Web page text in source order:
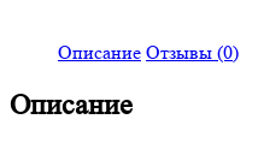
Описание Отзывы (0)
Описание